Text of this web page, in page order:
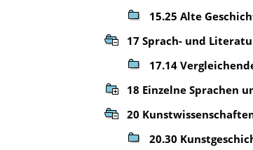
15.25 Alte
17 Sprach- und
17.14
18 Einzelne Sprachen
20
20.30